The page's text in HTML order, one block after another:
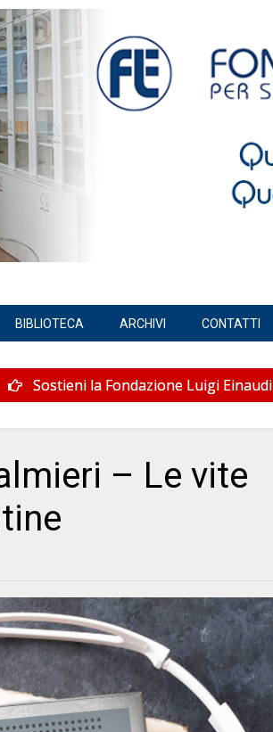
BIBLIOTECA ARCHIVI CONTATTI
Sostieni la Fondazione Luigi Einaudi
– Le vite